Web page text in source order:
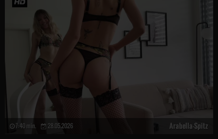
7:40 min. 28.05.2026 Arabella-Spitz